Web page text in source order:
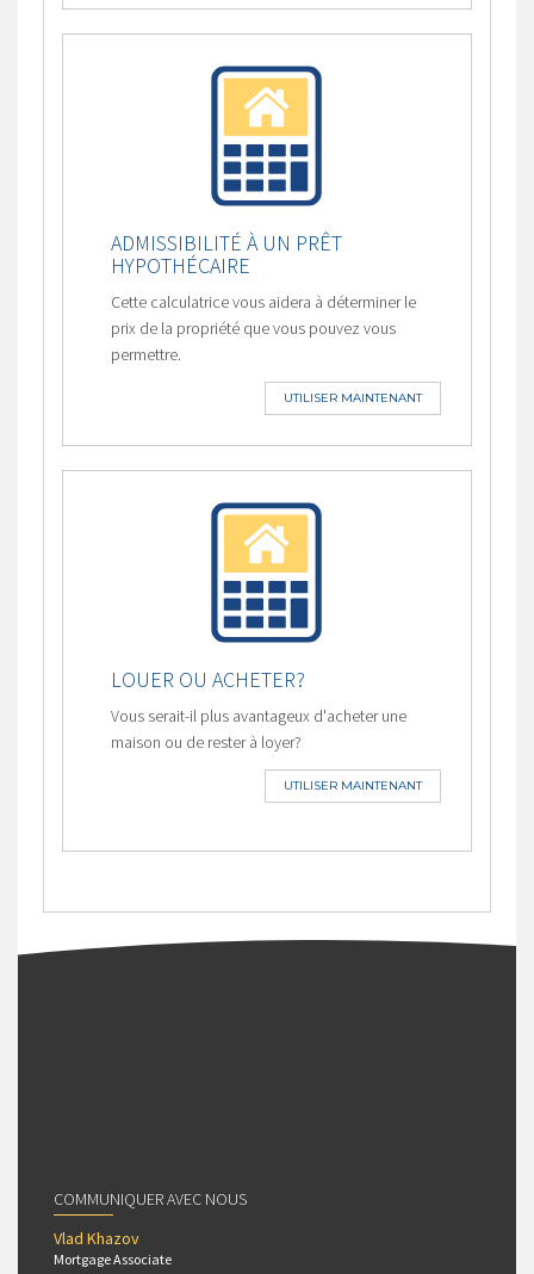
ADMISSIBILITÉ À UN PRÊT
HYPOTHÉCAIRE
Cette calculatrice vous aidera à déterminer le
prix de la propriété que vous pouvez vous
permettre.
UTILISER MAINTENANT
LOUER OU ACHETER?
Vous serait-il plus avantageux d'acheter une
maison ou de rester à loyer?
UTILISER MAINTENANT
COMMUNIQUER AVEC NOUS
Vlad Khazov
Mortgage Associate